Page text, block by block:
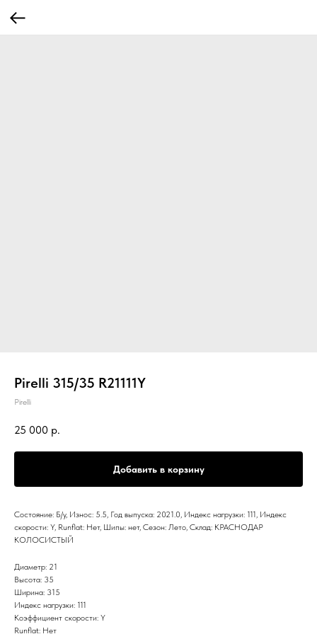
Pirelli 315/35 R21111Y
Pirelli
25 000 р.
Добавить в корзину
Состояние: Б/у, Износ: 5.5, Год выпуска: 2021.0, Индекс нагрузки: 111, Индекс
скорости: Y, Runflat: Нет, Шипы: нет, Сезон: Лето, Склад: КРАСНОДАР
КОЛОСИСТЫЙ
Диаметр: 21
Высота: 35
Ширина: 315
Индекс нагрузки: 111
Коэффициент скорости: Y
Runflat: Нет